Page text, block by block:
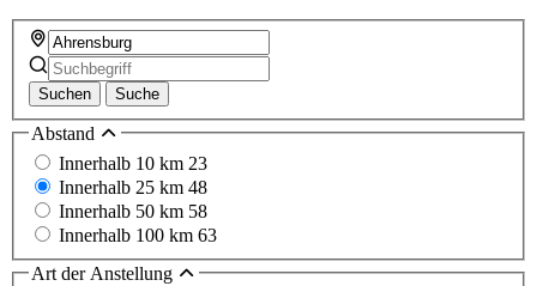
Suchen Suche
Abstand
Innerhalb 10 km 23
Innerhalb 25 km 48
Innerhalb 50 km 58
Innerhalb 100 km 63
Art der Anstellung